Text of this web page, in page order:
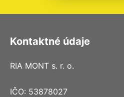
Kontaktné údaje
RIA MONT s. r. o.
IČO: 53878027